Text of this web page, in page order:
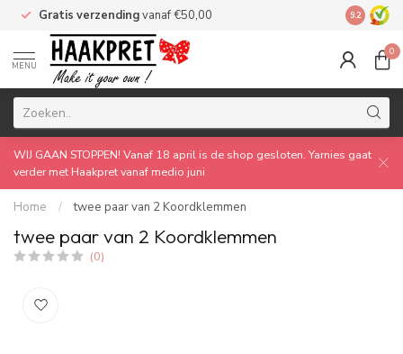
Gratis verzendingvanaf €50,00 Made by
9.2
MENU
0
WIJ GAAN STOPPEN! Vanaf 18 april is de shop gesloten. Yarnies gaat
verder met Haakpret vanaf medio juni
Home / twee paar van 2 Koordklemmen
twee paar van 2 Koordklemmen
(0)